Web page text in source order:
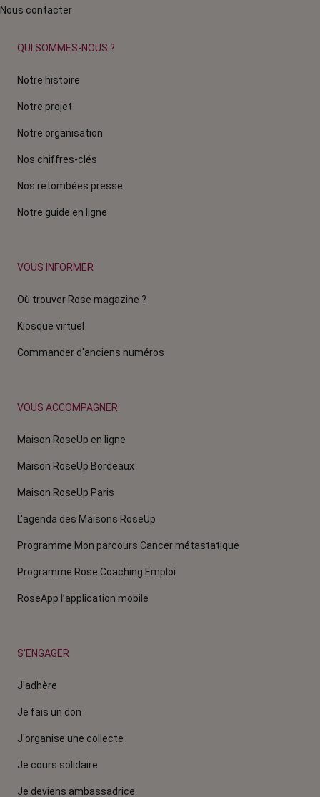
Nous contacter
QUI SOMMES-NOUS ?
Notre histoire
Notre projet
Notre organisation
Nos chiffres-clés
Nos retombées presse
Notre guide en ligne
VOUS INFORMER
Où trouver Rose magazine ?
Kiosque virtuel
Commander d'anciens numéros
VOUS ACCOMPAGNER
Maison RoseUp en ligne
Maison RoseUp Bordeaux
Maison RoseUp Paris
L'agenda des Maisons RoseUp
Programme Mon parcours Cancer métastatique
Programme Rose Coaching Emploi
RoseApp l’application mobile
S'ENGAGER
J'adhère
Je fais un don
J'organise une collecte
Je cours solidaire
Je deviens ambassadrice